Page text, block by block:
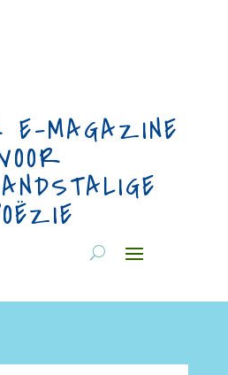
MAGAZINE